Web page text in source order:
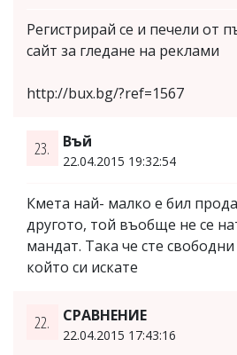
Регистрирай се и печели от
сайт за гледане на реклами
http://bux.bg/?ref=1567
23. Въй
22.04.2015 19:32:54
Кмета най- малко е бил
другото, той въобще не се
мандат. Така че сте
който си искате
22. СРАВНЕНИЕ
22.04.2015 17:43:16